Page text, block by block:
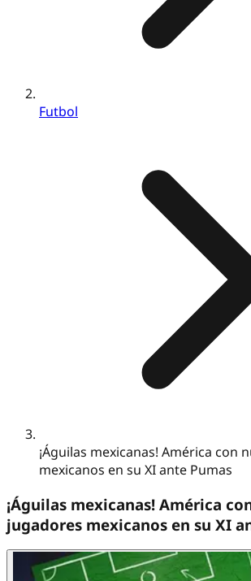
Futbol
¡Águilas mexicanas! América con
mexicanos en su XI ante Pumas
¡Águilas mexicanas! América
jugadores mexicanos en su XI